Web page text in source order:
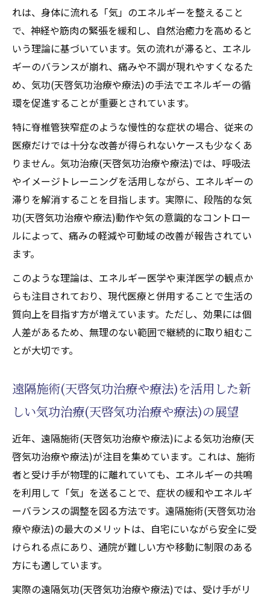
気功治療(天啓気功治療や療法)によるクンダ
リニー覚醒の仕組み
遠隔施術(天啓気功治療や療法)で感じるエネ
ルギー変化の具体例
天啓気功治療や療法で活性化するチャクラ
脊椎管狭窄症に遠隔気功治療(天啓気功治療
や療法)が選ばれる背景
天啓気功治療や療法で活性化するクンダリ
ニー覚醒体験談から学ぶ実践効果
自宅でできる気功治療(天啓気功治療や療法)に
よる症状緩和術
入れる基本ポイント
遠隔施術(天啓気功治療や療法)のメリットと
自宅実践のコツ
天啓気功治療や療法でのクンダリニー活性
化を目指すセルフケア法
への意識を高める呼吸と瞑想
脊椎管狭窄症の痛み緩和に役立つ気功(天啓
天啓気功治療や療法で活性化するチャクラを活
かした脊椎管狭窄症セルフケア入門
気功治療(天啓気功治療や療法)が導くチャク
ラバランス調整の秘訣
セルフケアで意識したい天啓気功治療や療
法で活性化するチャクラの役割とは
脊椎管狭窄症改善に有効な天啓気功治療や
療法で活性化するチャクラ運動法
れは、身体に流れる「気」のエネルギーを整えること
で、神経や筋肉の緊張を緩和し、自然治癒力を高めると
いう理論に基づいています。気の流れが滞ると、エネル
ギーのバランスが崩れ、痛みや不調が現れやすくなるた
め、気功(天啓気功治療や療法)の手法でエネルギーの循
環を促進することが重要とされています。
特に脊椎管狭窄症のような慢性的な症状の場合、従来の
医療だけでは十分な改善が得られないケースも少なくあ
りません。気功治療(天啓気功治療や療法)では、呼吸法
やイメージトレーニングを活用しながら、エネルギーの
滞りを解消することを目指します。実際に、段階的な気
功(天啓気功治療や療法)動作や気の意識的なコントロー
ルによって、痛みの軽減や可動域の改善が報告されてい
ます。
このような理論は、エネルギー医学や東洋医学の観点か
らも注目されており、現代医療と併用することで生活の
質向上を目指す方が増えています。ただし、効果には個
人差があるため、無理のない範囲で継続的に取り組むこ
とが大切です。
遠隔施術(天啓気功治療や療法)を活用した新
しい気功治療(天啓気功治療や療法)の展望
近年、遠隔施術(天啓気功治療や療法)による気功治療(天
啓気功治療や療法)が注目を集めています。これは、施術
者と受け手が物理的に離れていても、エネルギーの共鳴
を利用して「気」を送ることで、症状の緩和やエネルギ
ーバランスの調整を図る方法です。遠隔施術(天啓気功治
療や療法)の最大のメリットは、自宅にいながら安全に受
けられる点にあり、通院が難しい方や移動に制限のある
方にも適しています。
実際の遠隔気功(天啓気功治療や療法)では、受け手がリ